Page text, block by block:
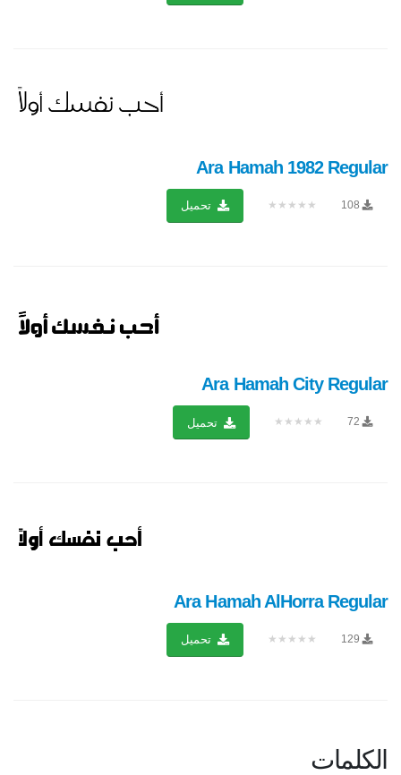
Ara Hamah 1982 Regular
108
★★★★★ تحميل
Ara Hamah City Regular
72
★★★★★ تحميل
Ara Hamah AlHorra Regular
129
★★★★★ تحميل
الكلمات